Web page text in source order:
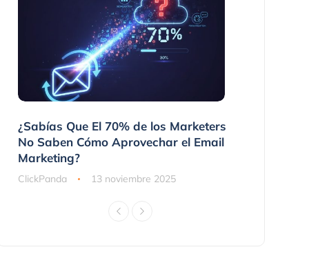
¿Sabías Que El 70% de los Marketers
No Saben Cómo Aprovechar el Email
Marketing?
ClickPanda 13 noviembre 2025